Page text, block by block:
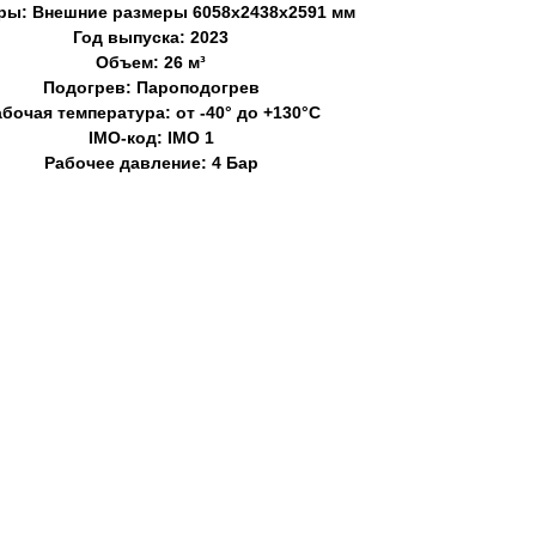
Внешние размеры 6058х2438х2591 мм
Год выпуска: 2023
Объем: 26 м³
Подогрев: Пароподогрев
температура: от -40° до +130°С
IMO-код: IMO 1
Рабочее давление: 4 Бар